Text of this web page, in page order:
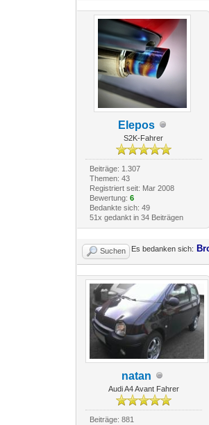
Elepos
S2K-Fahrer
Beiträge: 1.307
Themen: 43
Registriert seit: Mar 2008
Bewertung: 6
Bedankte sich: 49
51x gedankt in 34 Beiträgen
Suchen Es bedanken sich:
natan
Audi A4 Avant Fahrer
Beiträge: 881